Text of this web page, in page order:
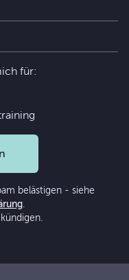
für:
belästigen - siehe
.